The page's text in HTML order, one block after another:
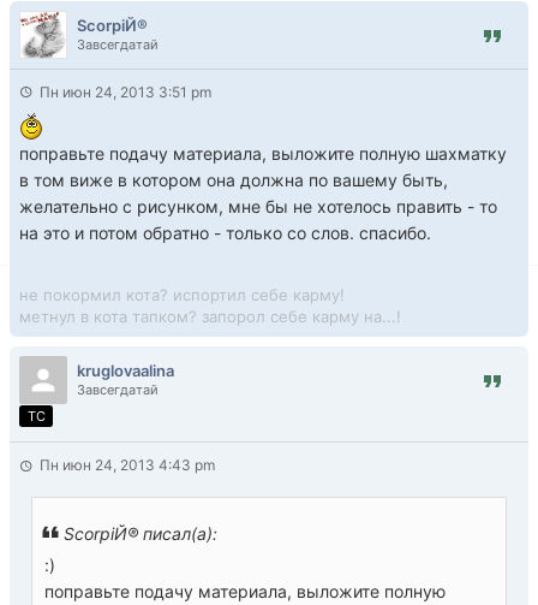
ScorpiЙ®
Завсегдатай
Пн июн 24, 2013 3:51 pm
поправьте подачу материала, выложите полную шахматку
в том виже в котором она должна по вашему быть,
желательно с рисунком, мне бы не хотелось править - то
на это и потом обратно - только со слов. спасибо.
не покормил кота? испортил себе карму!
метнул в кота тапком? запорол себе карму на...!
kruglovaalina
Завсегдатай
TC
Пн июн 24, 2013 4:43 pm
ScorpiЙ® писал(а):
:)
поправьте подачу материала, выложите полную